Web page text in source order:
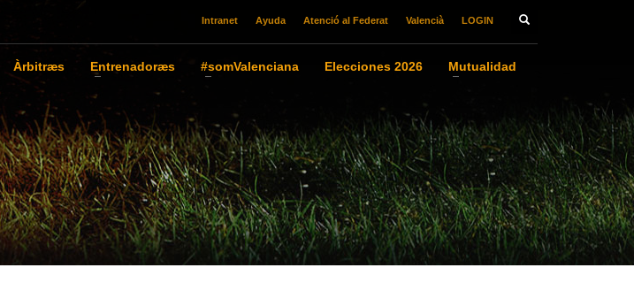
Intranet Ayuda Atenció al Federat Valencià LOGIN
Àrbitræs Entrenadoræs #somValenciana Elecciones 2026
Mutualidad